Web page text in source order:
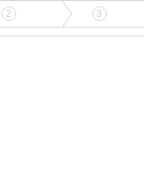
2 ANGEBOTSVERGLEICH
3